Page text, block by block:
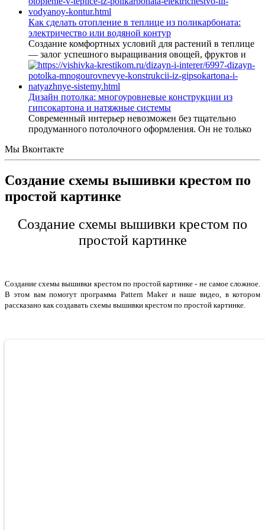
Как сделать отопление в теплице из поликарбоната:
электричество или водяной контур
Создание комфортных условий для растений в теплице
— залог успешного выращивания овощей, фруктов и
Дизайн потолка: многоуровневые конструкции из
гипсокартона и натяжные системы
Современный интерьер невозможен без тщательно
продуманного потолочного оформления. Он не только
Мы Вконтакте
Создание схемы вышивки крестом по
простой картинке
Создание схемы вышивки крестом по
простой картинке
Создание схемы вышивки крестом по простой картинке - не самое сложное.
В этом вам помогут программа Pattern Maker и наше видео, в котором
рассказано как создавать схемы вышивки крестом по простой картинке.